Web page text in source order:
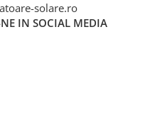
solare.ro
IN SOCIAL MEDIA